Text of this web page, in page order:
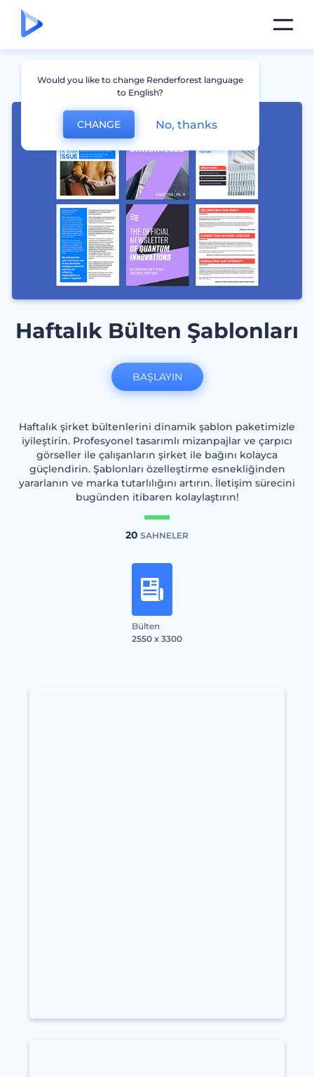
Haftalık Bülten Şablonları
Haftalık şirket bültenlerini dinamik şablon paketimizle
iyileştirin. Profesyonel tasarımlı mizanpajlar ve çarpıcı
görseller ile çalışanların şirket ile bağını kolayca
güçlendirin. Şablonları özelleştirme esnekliğinden
yararlanın ve marka tutarlılığını artırın. İletişim sürecini
bugünden itibaren kolaylaştırın!
20 SAHNELER
Bülten
2550 x 3300
BAŞLAYIN
Would you like to change Renderforest language
to English?
CHANGE No, thanks